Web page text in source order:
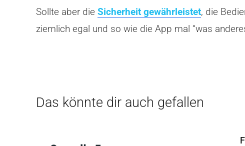
Sollte aber die Sicherheit gewährleistet, die
ziemlich egal und so wie die App mal “was
Das könnte dir auch gefallen